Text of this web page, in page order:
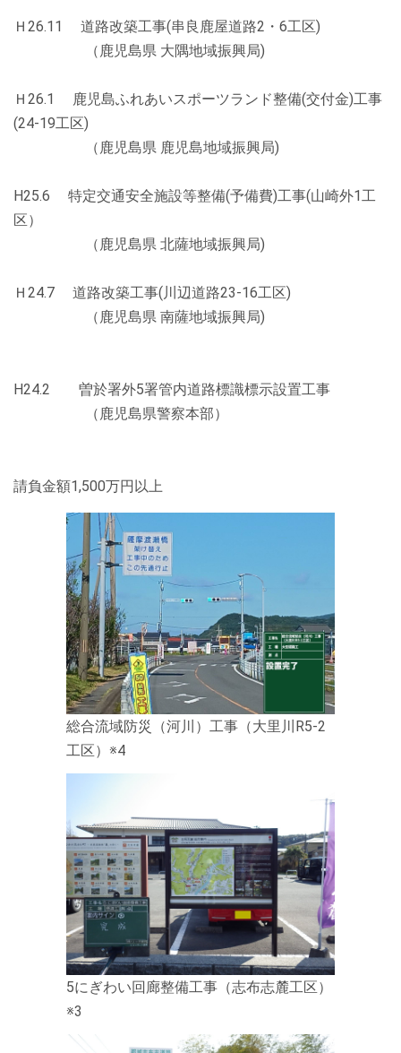
Ｈ26.11 道路改築工事(串良鹿屋道路2・6工区)
（鹿児島県 大隅地域振興局)
Ｈ26.1 鹿児島ふれあいスポーツランド整備(交付金)工事
(24-19工区)
（鹿児島県 鹿児島地域振興局)
H25.6 特定交通安全施設等整備(予備費)工事(山崎外1工
区）
（鹿児島県 北薩地域振興局)
Ｈ24.7 道路改築工事(川辺道路23-16工区)
（鹿児島県 南薩地域振興局)
H24.2 曽於署外5署管内道路標識標示設置工事
（鹿児島県警察本部）
請負金額1,500万円以上
総合流域防災（河川）工事（大里川R5-2
工区）※4
5にぎわい回廊整備工事（志布志麓工区）
※3